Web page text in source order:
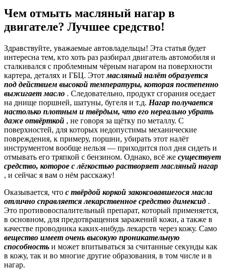
Чем отмыть масляный нагар в
двигателе? Лучшее средство!
Здравствуйте, уважаемые автовладельцы! Эта статья будет
интересна тем, кто хоть раз разбирал двигатель автомобиля и
сталкивался с проблемным чёрным нагаром на поверхности
картера, деталях и ГБЦ. Этотмасляный налёт образуется
под действием высокой температуры, которая постепенно
выжигает масло . Следовательно, продукт сгорания оседает
на днище поршней, шатуны, бугеля и т.д. Нагар получается
настолько плотным и твёрдым, что его нереально убрать
даже отвёрткой , не говоря за щётку по металлу. С
поверхностей, для которых недопустимы механические
повреждения, к примеру, поршни, убирать этот налёт
инструментом вообще нельзя — приходится пол дня сидеть и
отмывать его тряпкой с бензином. Однако, всё же существует
средство, которое с лёгкостью растворяет масляный нагар
, и сейчас я вам о нём расскажу!
Оказывается, что с твёрдой коркой закоксовавшегося масла
отлично справляется лекарственное средство димексид .
Это противовоспалительный препарат, который применяется,
в основном, для предотвращения заражений кожи, а также в
качестве проводника каких-нибудь лекарств через кожу. Само
вещество имеет очень высокую проникательную
способность и может впитываться за считанные секунды как
в кожу, так и во многие другие образования, в том числе и в
нагар.